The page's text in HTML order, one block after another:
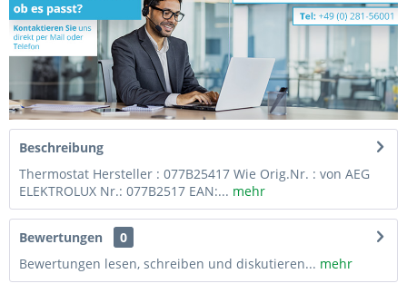
Beschreibung
Thermostat Hersteller : 077B25417 Wie Orig.Nr. : von AEG
ELEKTROLUX Nr.: 077B2517 EAN:... mehr
Bewertungen
0
Bewertungen lesen, schreiben und diskutieren... mehr